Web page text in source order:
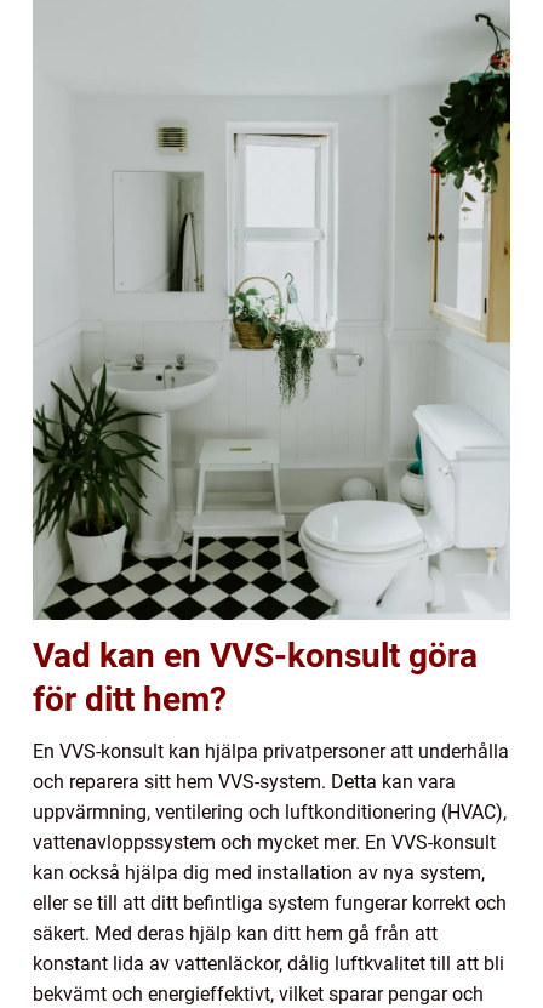
Vad kan en VVS-konsult göra
för ditt hem?
En VVS-konsult kan hjälpa privatpersoner att underhålla
och reparera sitt hem VVS-system. Detta kan vara
uppvärmning, ventilering och luftkonditionering (HVAC),
vattenavloppssystem och mycket mer. En VVS-konsult
kan också hjälpa dig med installation av nya system,
eller se till att ditt befintliga system fungerar korrekt och
säkert. Med deras hjälp kan ditt hem gå från att
konstant lida av vattenläckor, dålig luftkvalitet till att bli
bekvämt och energieffektivt, vilket sparar pengar och